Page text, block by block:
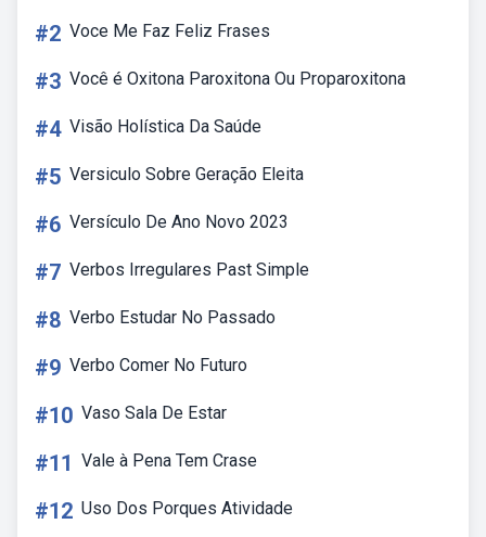
#2 Voce Me Faz Feliz Frases
#3 Você é Oxitona Paroxitona Ou Proparoxitona
#4 Visão Holística Da Saúde
#5 Versiculo Sobre Geração Eleita
#6 Versículo De Ano Novo 2023
#7 Verbos Irregulares Past Simple
#8 Verbo Estudar No Passado
#9 Verbo Comer No Futuro
#10 Vaso Sala De Estar
#11 Vale à Pena Tem Crase
#12 Uso Dos Porques Atividade